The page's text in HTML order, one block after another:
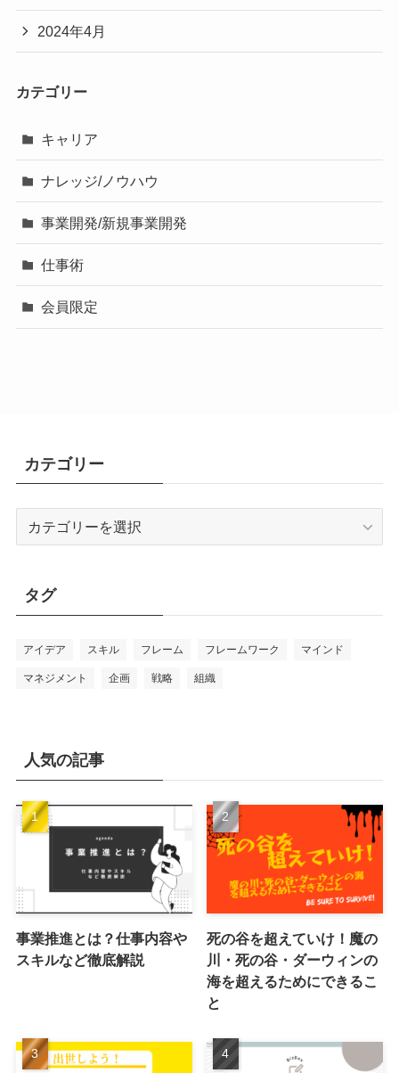
2024年4月
カテゴリー
キャリア
ナレッジ/ノウハウ
事業開発/新規事業開発
仕事術
会員限定
カテゴリー
ー
タグ
アイデア スキル フレーム フレームワーク マインド
マネジメント 企画 戦略 組織
人気の記事
事業推進とは？仕事内容や
スキルなど徹底解説
死の谷を超えていけ！魔の
川・死の谷・ダーウィンの
海を超えるためにできるこ
と